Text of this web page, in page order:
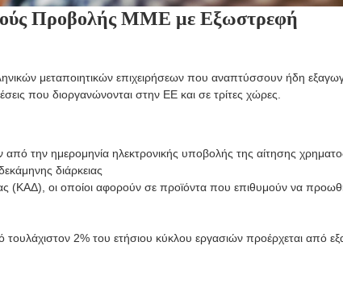
Προβολής ΜΜΕ με Εξωστρεφή
μεταποιητικών επιχειρήσεων που αναπτύσσουν ήδη
που διοργανώνονται στην ΕΕ και σε τρίτες χώρες.
από την ημερομηνία ηλεκτρονικής υποβολής της αίτησης
διάρκειας
(ΚΑΔ), οι οποίοι αφορούν σε προϊόντα που επιθυμούν να
2% του ετήσιου κύκλου εργασιών προέρχεται από
Υπεύθυνος
Δεδομένων –
Protection